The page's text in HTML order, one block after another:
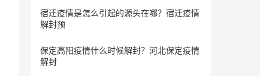
宿迁疫情是怎么引起的源头在哪？宿迁疫情
解封预
保定​高阳疫情什么时候解封？河北保定疫情
解封